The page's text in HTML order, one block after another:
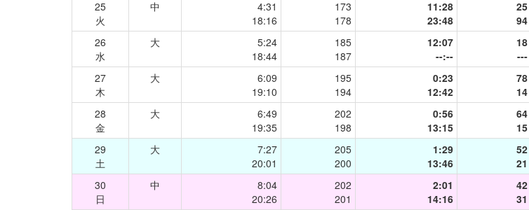
25
火
中
4:31
18:16
173
178
11:28
23:48
25
94
26
水
大
5:24
18:44
185
187
12:07
--:--
18
---
27
木
大
6:09
19:10
195
194
0:23
12:42
78
14
28
金
大
6:49
19:35
202
198
0:56
13:15
64
15
29
土
大
7:27
20:01
205
200
1:29
13:46
52
21
30
日
中
8:04
20:26
202
201
2:01
14:16
42
31